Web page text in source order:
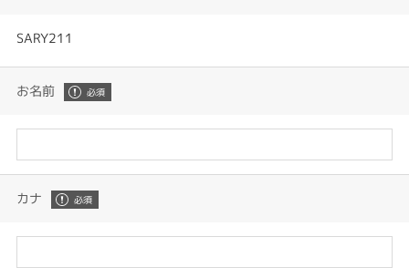
SARY211
お名前
カナ